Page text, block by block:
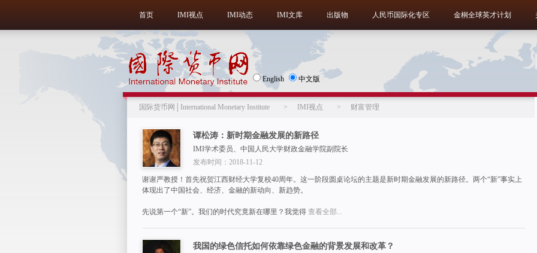
首页 IMI视点 IMI动态 IMI文库 出版物 人民币国际化专区 金桐全球英才计划
English 中文版
国际货币网│International Monetary Institute > IMI视点 > 财富管理
谭松涛：新时期金融发展的新路径
IMI学术委员、中国人民大学财政金融学院副院长
发布时间：2018-11-12
谢谢严教授！首先祝贺江西财经大学复校40周年。这一阶段圆桌论坛的主题是新时期金融发展的新路径。两个“新”事实上
体现出了中国社会、经济、金融的新动向、新趋势。
先说第一个“新”。我们的时代究竟新在哪里？我觉得 查看全部...
我国的绿色信托如何依靠绿色金融的背景发展和改革？